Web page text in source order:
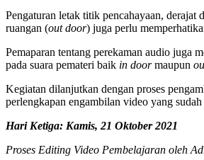
Pengaturan letak titik pencahayaan, derajat
ruangan (out door) juga perlu
Pemaparan tentang perekaman audio juga
pada suara pemateri baik in doormaupun
Kegiatan dilanjutkan dengan proses
perlengkapan engambilan video yang
Hari Ketiga: Kamis, 21 Oktober 2021
Proses Editing Video Pembelajaran oleh